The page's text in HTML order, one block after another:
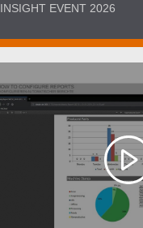
INSIGHT EVENT 2026